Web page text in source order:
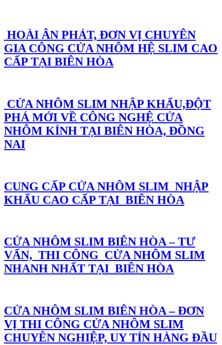
HOÀI ÂN PHÁT, ĐƠN VỊ CHUYÊN
GIA CÔNG CỬA NHÔM HỆ SLIM CAO
CẤP TẠI BIÊN HÒA
CỬA NHÔM SLIM NHẬP KHẨU,ĐỘT
PHÁ MỚI VỀ CÔNG NGHỆ CỬA
NHÔM KÍNH TẠI BIÊN HÒA, ĐỒNG
NAI
CUNG CẤP CỬA NHÔM SLIM NHẬP
KHẨU CAO CẤP TẠI BIÊN HÒA
CỬA NHÔM SLIM BIÊN HÒA – TƯ
VẤN, THI CÔNG CỬA NHÔM SLIM
NHANH NHẤT TẠI BIÊN HÒA
CỬA NHÔM SLIM BIÊN HÒA – ĐƠN
VỊ THI CÔNG CỬA NHÔM SLIM
CHUYÊN NGHIỆP, UY TÍN HÀNG ĐẦU